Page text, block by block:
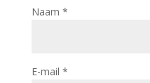
Naam *
E-mail *